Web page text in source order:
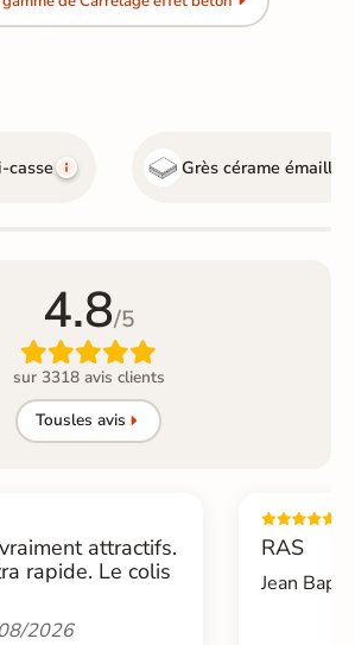
casse Grès cérame émaillé
4.8/5

sur 3318 avis clients
Tousles avis
attractifs.
rapide. Le colis
2026
RAS
Jean